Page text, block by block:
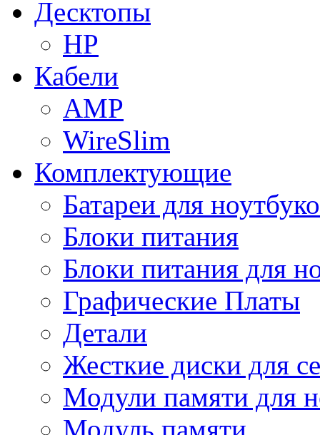
Десктопы
HP
Кабели
AMP
WireSlim
Комплектующие
Батареи для
Блоки питания
Блоки питания для
Графические Платы
Детали
Жесткие диски для
Модули памяти для